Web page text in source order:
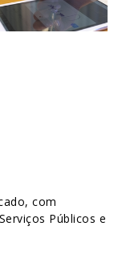
com
Públicos e